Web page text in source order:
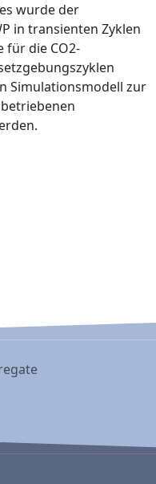
wurde der
in transienten Zyklen
für die CO2-
Simulationsmodell zur